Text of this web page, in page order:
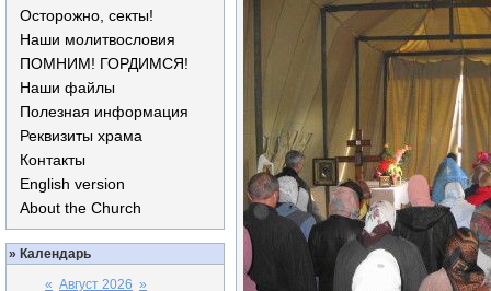
Осторожно, секты!
Наши молитвословия
ПОМНИМ! ГОРДИМСЯ!
Наши файлы
Полезная информация
Реквизиты храма
Контакты
English version
About the Church
» Календарь
« Август 2026 »